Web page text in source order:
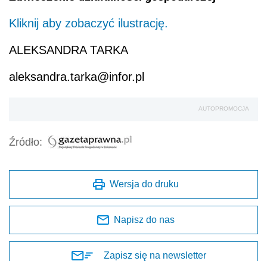
Kliknij aby zobaczyć ilustrację.
ALEKSANDRA TARKA
aleksandra.tarka@infor.pl
AUTOPROMOCJA
Źródło:
Wersja do druku
Napisz do nas
Zapisz się na newsletter